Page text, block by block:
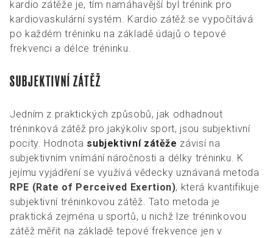
kardio zátěže je, tím namáhavější byl trénink pro
kardiovaskulární systém. Kardio zátěž se vypočítává
po každém tréninku na základě údajů o tepové
frekvenci a délce tréninku.
SUBJEKTIVNÍ ZÁTĚŽ
Jedním z praktických způsobů, jak odhadnout
tréninková zátěž pro jakýkoliv sport, jsou subjektivní
pocity. Hodnota subjektivní zátěže závisí na
subjektivním vnímání náročnosti a délky tréninku. K
jejímu vyjádření se využívá vědecky uznávaná metoda
RPE (Rate of Perceived Exertion), která kvantifikuje
subjektivní tréninkovou zátěž. Tato metoda je
praktická zejména u sportů, u nichž lze tréninkovou
zátěž měřit na základě tepové frekvence jen v